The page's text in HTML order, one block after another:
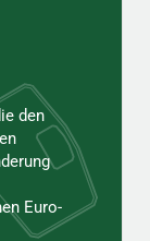
den
Euro-